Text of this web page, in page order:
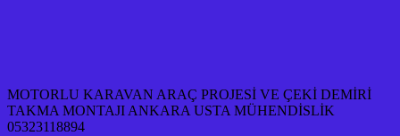
MOTORLU KARAVAN ARAÇ PROJESİ VE ÇEKİ DEMİRİ
TAKMA MONTAJI ANKARA USTA MÜHENDİSLİK
05323118894